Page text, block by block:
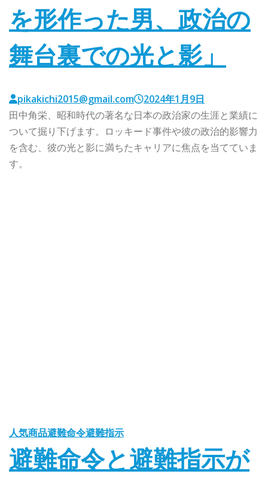
を形作った男、政治の
舞台裏での光と影」
pikakichi2015@gmail.com
2024年1月9日
田中角栄、昭和時代の著名な日本の政治家の生涯と業績に
ついて掘り下げます。ロッキード事件や彼の政治的影響力
を含む、彼の光と影に満ちたキャリアに焦点を当てていま
す。
人気商品避難命令避難指示
避難命令と避難指示が